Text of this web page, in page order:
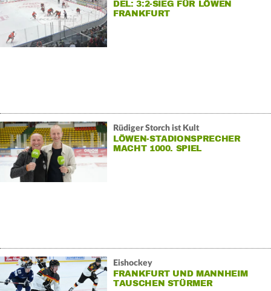
DEL: 3:2-SIEG FÜR LÖWEN
FRANKFURT
Rüdiger Storch ist Kult
LÖWEN-STADIONSPRECHER
MACHT 1000. SPIEL
Eishockey
FRANKFURT UND MANNHEIM
TAUSCHEN STÜRMER